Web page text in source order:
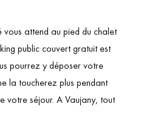
vous attend au pied du chalet
public couvert gratuit est
pourrez y déposer votre
la toucherez plus pendant
votre séjour. A Vaujany, tout